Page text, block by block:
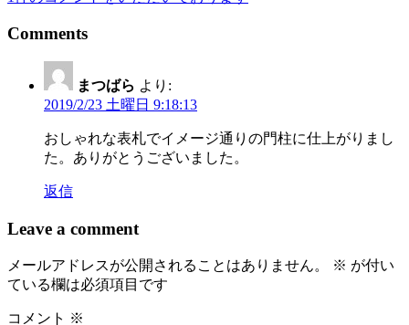
ナ
Comments
まつばら より:
2019/2/23 土曜日 9:18:13
おしゃれな表札でイメージ通りの門柱に仕上がりまし
た。ありがとうございました。
返信
Leave a comment
メールアドレスが公開されることはありません。 ※ が付い
ている欄は必須項目です
コメント ※